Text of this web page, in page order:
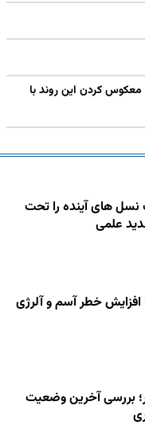
کردن این روند با
نسل‌ های آینده را تحت
علمی
ابتلا به کووید ۱۹ با افزایش خطر آسم و آلرژی
بررسی آخرین وضعیت